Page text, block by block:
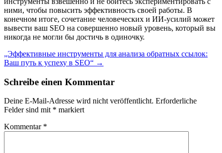
ними, чтобы повысить эффективность своей работы. В
конечном итоге, сочетание человеческих и ИИ-усилий может
вывести ваш SEO на совершенно новый уровень, который вы
никогда не могли бы достичь в одиночку.
Post
navigation
„Эффективные инструменты для анализа обратных ссылок:
Ваш путь к успеху в SEO“ →
Schreibe einen Kommentar
Deine E-Mail-Adresse wird nicht veröffentlicht. Erforderliche
Felder sind mit * markiert
Kommentar *